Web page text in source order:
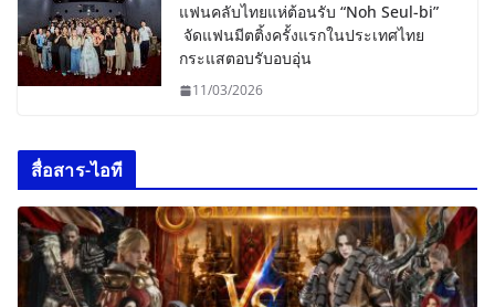
แฟนคลับไทยแห่ต้อนรับ “Noh Seul-bi”
จัดแฟนมีตติ้งครั้งแรกในประเทศไทย
กระแสตอบรับอบอุ่น
11/03/2026
สื่อสาร-ไอที